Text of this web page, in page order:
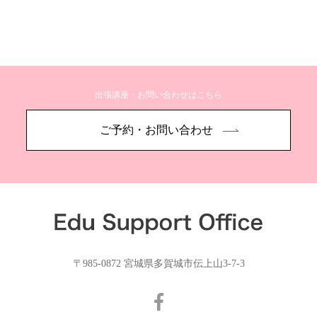
出張講座・お問い合わせはこちら
ご予約・お問い合わせ
〒985-0872 宮城県多賀城市伝上山3-7-3